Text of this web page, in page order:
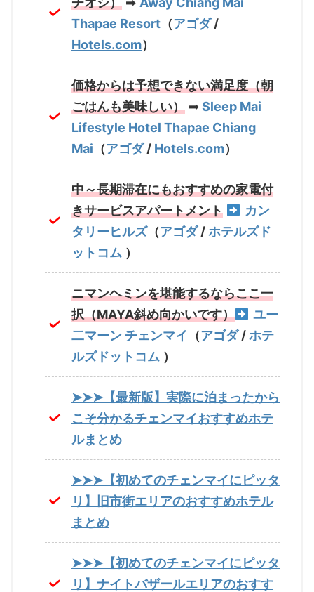
Thapae Resort （アゴダ/
Hotels.com）
価格からは予想できない満足度（朝
ごはんも美味しい） ➡Sleep Mai
Lifestyle Hotel Thapae Chiang
Mai （アゴダ/ Hotels.com）
中～長期滞在にもおすすめの家電付
きサービスアパートメント
カン
タリーヒルズ（アゴダ/ホテルズド
ットコム ）
ニマンヘミンを堪能するならここ一
択（MAYA斜め向かいです）
ユー
二マーン チェンマイ （アゴダ/ホテ
ルズドットコム ）
➤➤➤【最新版】実際に泊まったから
こそ分かるチェンマイおすすめホテ
ルまとめ
➤➤➤【初めてのチェンマイにピッタ
リ】旧市街エリアのおすすめホテル
まとめ
➤➤➤【初めてのチェンマイにピッタ
リ】ナイトバザールエリアのおすす